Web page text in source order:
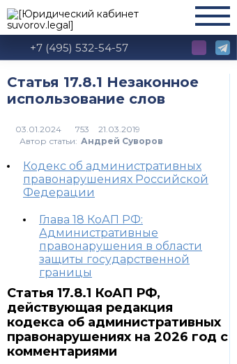
+7 (495) 532-54-57
Статья 17.8.1 Незаконное
использование слов
753
Автор статьи: Андрей Суворов
Кодекс об административных
правонарушениях Российской
Федерации
Глава 18 КоАП РФ:
Административные
правонарушения в области
защиты государственной
границы
Статья 17.8.1 КоАП РФ,
действующая редакция
кодекса об административных
правонарушениях на 2026 год с
комментариями